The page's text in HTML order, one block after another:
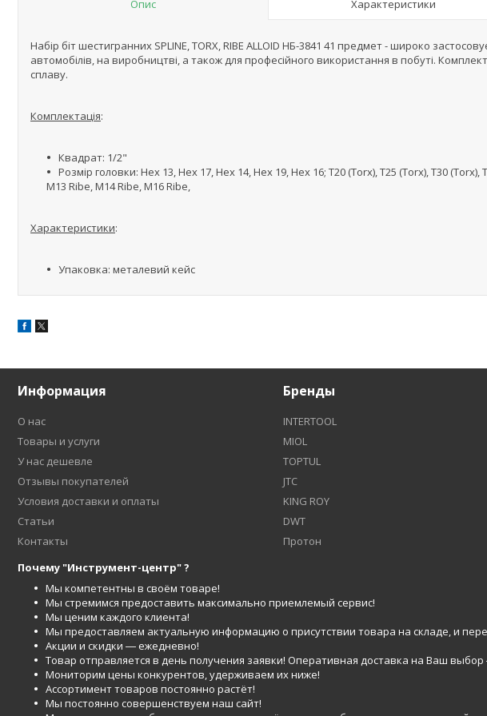
Опис Характеристики
Набір біт шестигранних SPLINE, TORX, RIBE ALLOID НБ-3841 41 предмет - широко
автомобілів, на виробництві, а також для професійного використання в побуті.
сплаву.
Комплектація:
Квадрат: 1/2"
Розмір головки: Hex 13, Hex 17, Hex 14, Hex 19, Hex 16; T20 (Torx), T25 (Torx), T30 (Torx),
M13 Ribe, M14 Ribe, M16 Ribe,
Характеристики:
Упаковка: металевий кейс
Информация
О нас
Товары и услуги
У нас дешевле
Отзывы покупателей
Условия доставки и оплаты
Статьи
Контакты
Бренды
INTERTOOL
MIOL
TOPTUL
JTC
KING ROY
DWT
Протон
Почему "Инструмент-центр" ?
Мы компетентны в своём товаре!
Мы стремимся предоставить максимально приемлемый сервис!
Мы ценим каждого клиента!
Мы предоставляем актуальную информацию о присутствии товара на складе, и
Акции и скидки ― ежедневно!
Товар отправляется в день получения заявки! Оперативная доставка на Ваш
Мониторим цены конкурентов, удерживаем их ниже!
Ассортимент товаров постоянно растёт!
Мы постоянно совершенствуем наш сайт!